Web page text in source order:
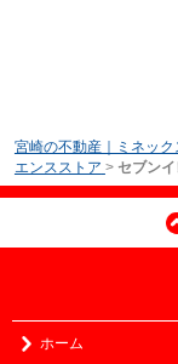
宮崎の不動産｜ミネック
エンスストア > セブン
ホーム